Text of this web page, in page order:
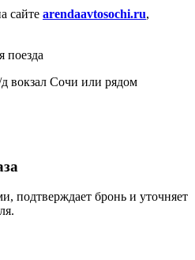
сайте arendaavtosochi.ru,
поезда
вокзал Сочи или рядом
подтверждает бронь и уточняет